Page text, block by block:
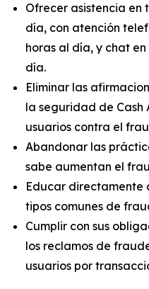
Ofrecer asistencia en
día, con atención
horas al día, y chat
día.
Eliminar las
la seguridad de Cash
usuarios contra el
Abandonar las
sabe aumentan el
Educar directamente
tipos comunes de
Cumplir con sus
los reclamos de
usuarios por